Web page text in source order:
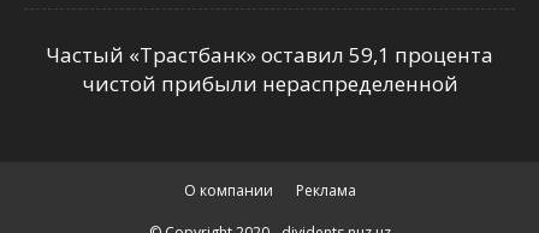
Частый «Трастбанк» оставил 59,1 процента
чистой прибыли нераспределенной
О компании Реклама